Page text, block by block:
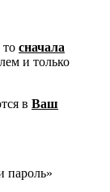
то сначала
и только
в Ваш
пароль»